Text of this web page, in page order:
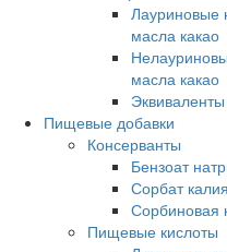
Лауриновые
масла какао
масла какао
Пищевые добавки
Консерванты
Бензоат
Сорбат
Сорбиновая
Пищевые кислоты